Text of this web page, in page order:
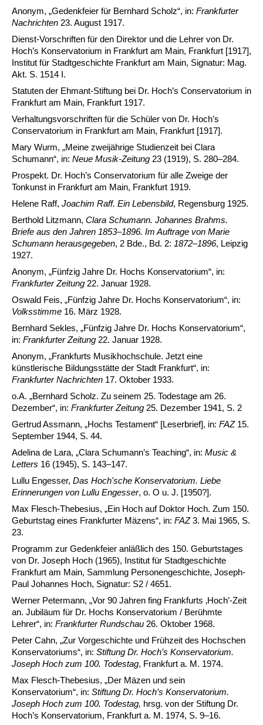
Anonym, „Gedenkfeier für Bernhard Scholz“, in: Frankfurter
Nachrichten 23. August 1917.
Dienst-Vorschriften für den Direktor und die Lehrer von Dr.
Hoch’s Konservatorium in Frankfurt am Main, Frankfurt [1917],
Institut für Stadtgeschichte Frankfurt am Main, Signatur: Mag.
Akt. S. 1514 I.
Statuten der Ehmant-Stiftung bei Dr. Hoch’s Conservatorium in
Frankfurt am Main, Frankfurt 1917.
Verhaltungsvorschriften für die Schüler von Dr. Hoch’s
Conservatorium in Frankfurt am Main, Frankfurt [1917].
Mary Wurm, „Meine zweijährige Studienzeit bei Clara
Schumann“, in: Neue Musik-Zeitung 23 (1919), S. 280–284.
Prospekt. Dr. Hoch’s Conservatorium für alle Zweige der
Tonkunst in Frankfurt am Main, Frankfurt 1919.
Helene Raff, Joachim Raff. Ein Lebensbild, Regensburg 1925.
Berthold Litzmann, Clara Schumann. Johannes Brahms.
Briefe aus den Jahren 1853–1896. Im Auftrage von Marie
Schumann herausgegeben, 2 Bde., Bd. 2: 1872–1896, Leipzig
1927.
Anonym, „Fünfzig Jahre Dr. Hochs Konservatorium“, in:
Frankfurter Zeitung 22. Januar 1928.
Oswald Feis, „Fünfzig Jahre Dr. Hochs Konservatorium“, in:
Volksstimme 16. März 1928.
Bernhard Sekles, „Fünfzig Jahre Dr. Hochs Konservatorium“,
in: Frankfurter Zeitung 22. Januar 1928.
Anonym, „Frankfurts Musikhochschule. Jetzt eine
künstlerische Bildungsstätte der Stadt Frankfurt“, in:
Frankfurter Nachrichten 17. Oktober 1933.
o.A. „Bernhard Scholz. Zu seinem 25. Todestage am 26.
Dezember“, in: Frankfurter Zeitung 25. Dezember 1941, S. 2
Gertrud Assmann, „Hochs Testament“ [Leserbrief], in: FAZ15.
September 1944, S. 44.
Adelina de Lara, „Clara Schumann’s Teaching“, in: Music &
Letters 16 (1945), S. 143–147.
Lullu Engesser, Das Hoch'sche Konservatorium. Liebe
Erinnerungen von Lullu Engesser, o. O u. J. [1950?].
Max Flesch-Thebesius, „Ein Hoch auf Doktor Hoch. Zum 150.
Geburtstag eines Frankfurter Mäzens“, in: FAZ3. Mai 1965, S.
23.
Programm zur Gedenkfeier anläßlich des 150. Geburtstages
von Dr. Joseph Hoch (1965), Institut für Stadtgeschichte
Frankfurt am Main, Sammlung Personengeschichte, Joseph-
Paul Johannes Hoch, Signatur: S2 / 4651.
Werner Petermann, „Vor 90 Jahren fing Frankfurts ‚Hoch’-Zeit
an. Jubiläum für Dr. Hochs Konservatorium / Berühmte
Lehrer“, in: Frankfurter Rundschau 26. Oktober 1968.
Peter Cahn, „Zur Vorgeschichte und Frühzeit des Hochschen
Konservatoriums“, in: Stiftung Dr. Hoch’s Konservatorium.
Joseph Hoch zum 100. Todestag, Frankfurt a. M. 1974.
Max Flesch-Thebesius, „Der Mäzen und sein
Konservatorium“, in: Stiftung Dr. Hoch’s Konservatorium.
Joseph Hoch zum 100. Todestag, hrsg. von der Stiftung Dr.
Hoch’s Konservatorium, Frankfurt a. M. 1974, S. 9–16.